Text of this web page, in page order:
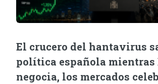
El crucero del hantavirus
política española mientras
negocia, los mercados